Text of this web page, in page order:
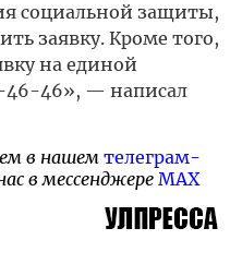
социальной защиты,
заявку. Кроме того,
на единой
46-46», — написал
в нашем телеграм-
в мессенджере MAX